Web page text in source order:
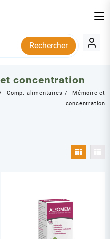
Rechercher
concentration
Comp. alimentaires
Mémoire et
concentration